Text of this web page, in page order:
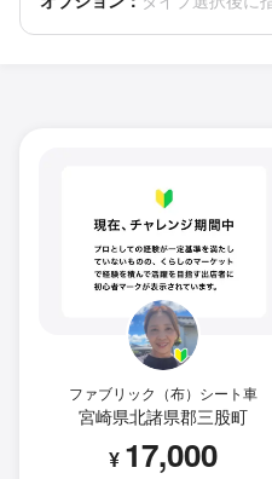
ファブリック（布）シート車
宮崎県北諸県郡三股町
¥ 17,000